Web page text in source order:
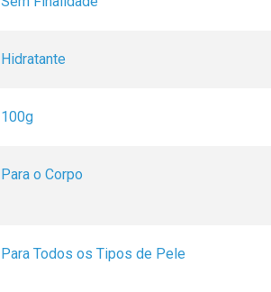
Hidratante
100g
Para o Corpo
Para Todos os Tipos de Pele